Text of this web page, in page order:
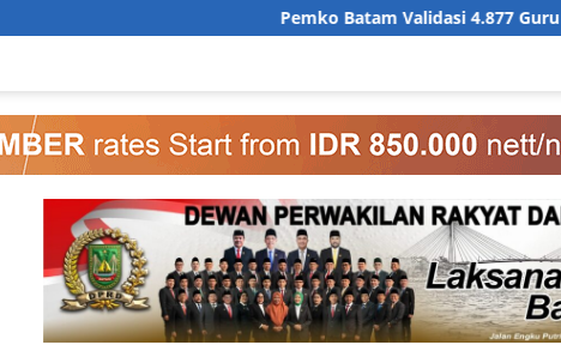
Pemko Batam Validasi 4.877 Guru dan Tenaga